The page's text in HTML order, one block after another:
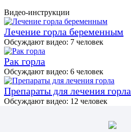
Видео-инструкции
Лечение горла беременным
Обсуждают видео: 7 человек
Рак горла
Обсуждают видео: 6 человек
Препараты для лечения горла
Обсуждают видео: 12 человек